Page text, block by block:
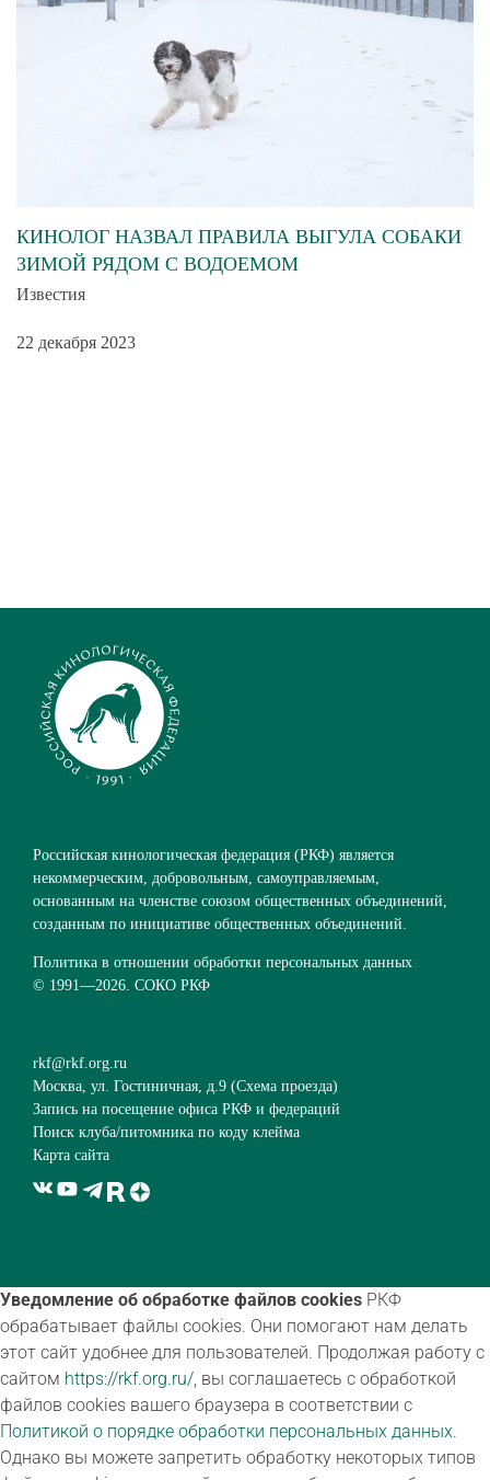
КИНОЛОГ НАЗВАЛ ПРАВИЛА ВЫГУЛА СОБАКИ
ЗИМОЙ РЯДОМ С ВОДОЕМОМ
Известия
22 декабря 2023
Российская кинологическая федерация (РКФ) является
некоммерческим, добровольным, самоуправляемым,
основанным на членстве союзом общественных объединений,
созданным по инициативе общественных объединений.
Политика в отношении обработки персональных данных
© 1991—2026. СОКО РКФ
rkf@rkf.org.ru
Москва, ул. Гостиничная, д.9 (Схема проезда)
Запись на посещение офиса РКФ и федераций
Поиск клуба/питомника по коду клейма
Карта сайта
Уведомление об обработке файлов cookies РКФ
обрабатывает файлы cookies. Они помогают нам делать
этот сайт удобнее для пользователей. Продолжая работу с
сайтом https://rkf.org.ru/ , вы соглашаетесь с обработкой
файлов cookies вашего браузера в соответствии с
Политикой о порядке обработки персональных данных.
Однако вы можете запретить обработку некоторых типов